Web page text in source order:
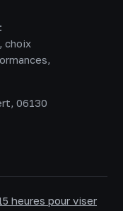
choix
06130
heures pour viser